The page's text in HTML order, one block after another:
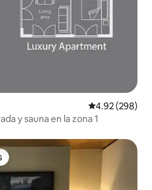
Calificación
4.92 (298)
y sauna en la zona 1